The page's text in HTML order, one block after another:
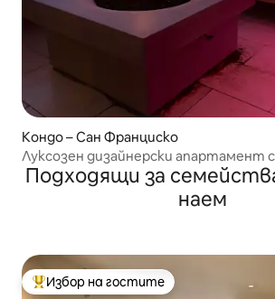
Кондо – Сан Франциско
Луксозен дизайнерски апартамент с
гледки на перфектно място
Подходящи за
наем
Най-популярен избор на гостите
Избор на гостите